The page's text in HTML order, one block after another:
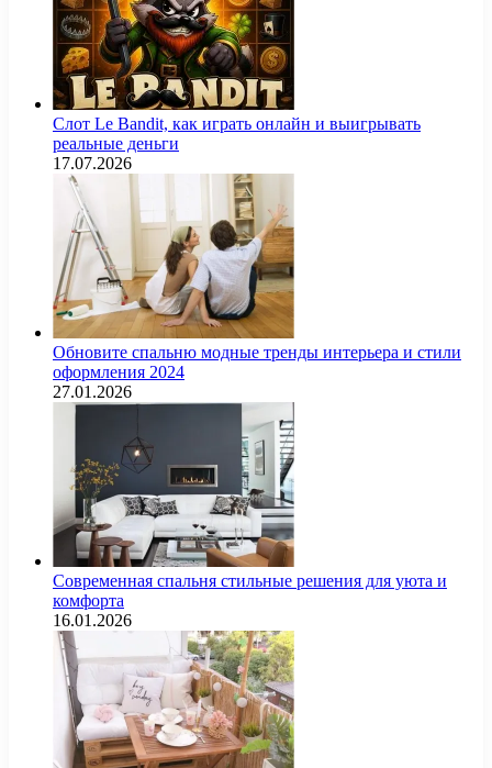
Слот Le Bandit, как играть онлайн и выигрывать
реальные деньги
17.07.2026
Обновите спальню модные тренды интерьера и стили
оформления 2024
27.01.2026
Современная спальня стильные решения для уюта и
комфорта
16.01.2026